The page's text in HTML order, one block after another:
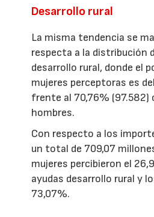
Desarrollo rural
La misma tendencia se
respecta a la distribución
desarrollo rural, donde el
mujeres perceptoras es
frente al 70,76% (97.582)
hombres.
Con respecto a los
un total de 709,07
mujeres percibieron el
ayudas desarrollo rural y
73,07%.